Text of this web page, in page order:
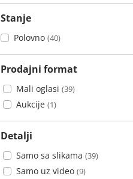
Stanje
Polovno (40)
Prodajni format
Mali oglasi (39)
Aukcije (1)
Detalji
Samo sa slikama (39)
Samo uz video (9)